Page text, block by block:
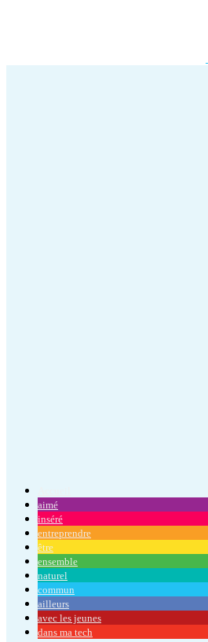
aimé
inséré
entreprendre
être
ensemble
naturel
commun
ailleurs
avec les jeunes
dans ma tech